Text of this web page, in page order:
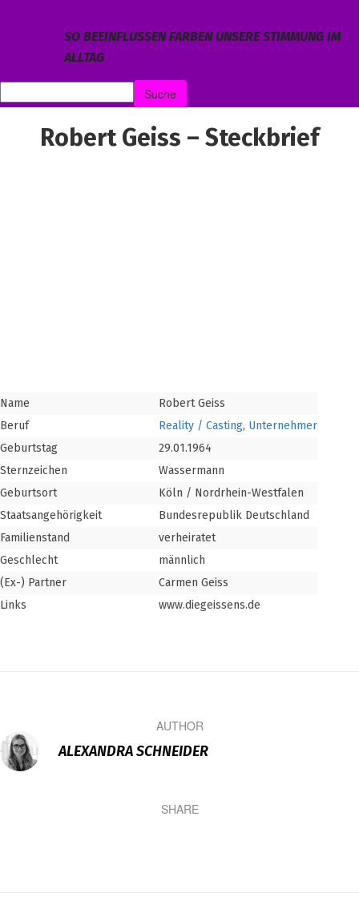
SO BEEINFLUSSEN FARBEN UNSERE STIMMUNG IM
ALLTAG
Robert Geiss – Steckbrief
Name
Robert Geiss
Beruf
Reality / Casting, Unternehmer
Geburtstag
29.01.1964
Sternzeichen
Wassermann
Geburtsort
Köln / Nordrhein-Westfalen
Staatsangehörigkeit
Bundesrepublik Deutschland
Familienstand
verheiratet
Geschlecht
männlich
(Ex-) Partner
Carmen Geiss
Links
www.diegeissens.de
AUTHOR
ALEXANDRA SCHNEIDER
SHARE